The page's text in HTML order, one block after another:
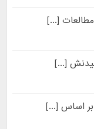
[...]
[...]
بر اساس [...]